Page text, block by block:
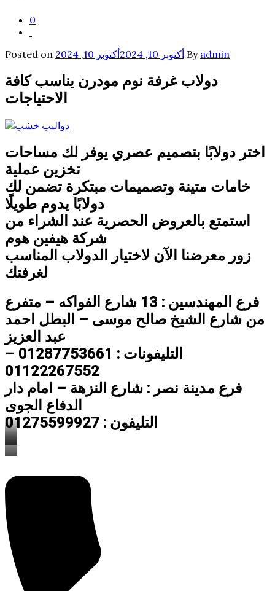
0
Posted on أكتوبر 10, 2024 أكتوبر 10, 2024 By admin
دولاب غرفة نوم مودرن يناسب كافة
الاحتياجات
اختر دولابًا بتصميم عصري يوفر لك مساحات
تخزين عملية
خامات متينة وتصميمات مبتكرة تضمن لك
دولابًا يدوم طويلًا
استمتع بالعروض الحصرية عند الشراء من
شركة هيفين هوم
زور معرضنا الآن لاختيار الدولاب المناسب
لغرفتك
فرع المهندسين : 13 شارع الفواكه – متفرع
من شارع الشيخ صالح موسى – البطل احمد
عبد العزيز
التليفونات : 01287753661 –
01122267552
فرع مدينة نصر : شارع النزهة – امام دار
الدفاع الجوى
التليفون : 01275599927